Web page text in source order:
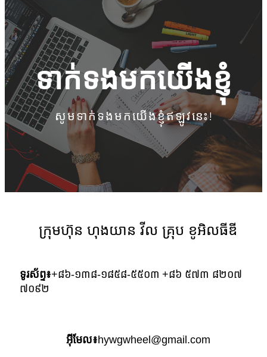
ទាក់ទងមកយើងខ្ញុំ
សូមទាក់ទងមកយើងខ្ញុំឥឡូវនេះ!
ក្រុមហ៊ុន ហុងយាន វីល គ្រុប ខូអិលធីឌី
ទូរស័ព្ទ៖+៨៦-១៣៨-១៨៥៨-៥៥០៣ +៨៦ ៥៧៣ ៨២០៧
៧០៩២
អ៊ីមែល៖hywgwheel@gmail.com